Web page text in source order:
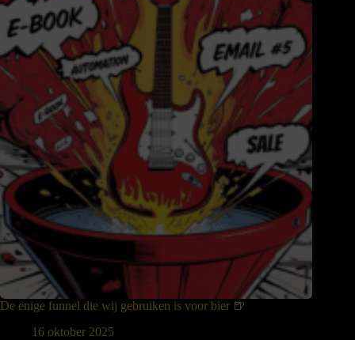
De enige funnel die wij gebruiken is voor bier 🍺
16 oktober 2025